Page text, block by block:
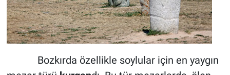
Bozkırda özellikle soylular için en yaygın